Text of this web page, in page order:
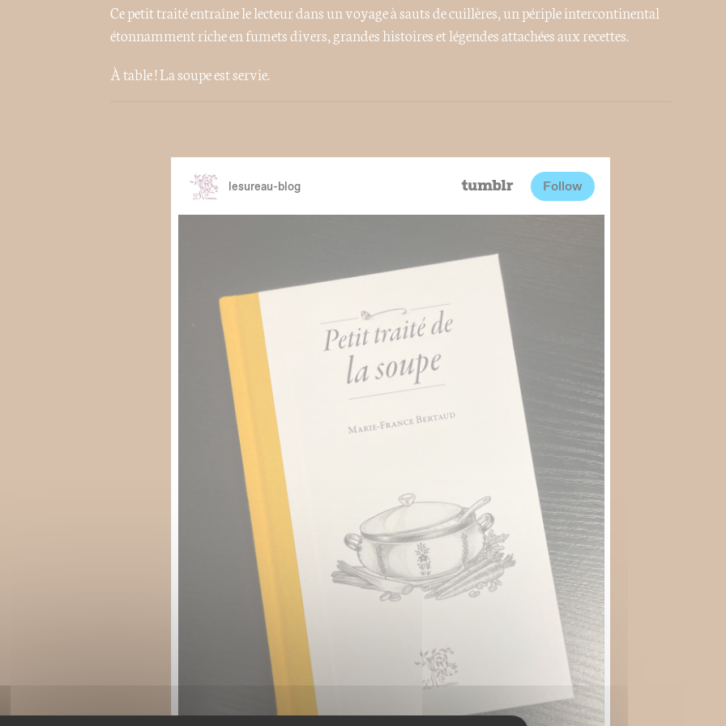
Ce petit traité entraîne le lecteur dans un voyage à sauts de cuillères, un périple intercontinental
étonnamment riche en fumets divers, grandes histoires et légendes attachées aux recettes.
À table ! La soupe est servie.